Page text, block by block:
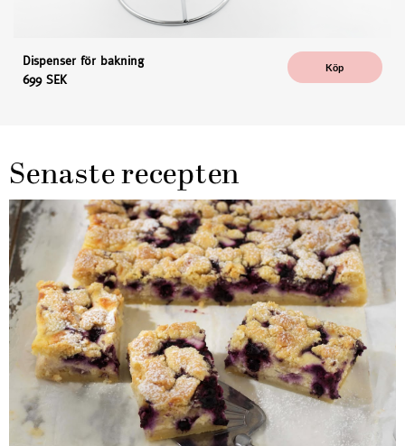
Dispenser för bakning
699 SEK
Köp
Senaste recepten